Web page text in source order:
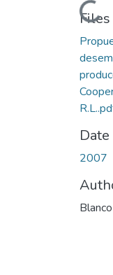
Loading...
Files
Date
2007